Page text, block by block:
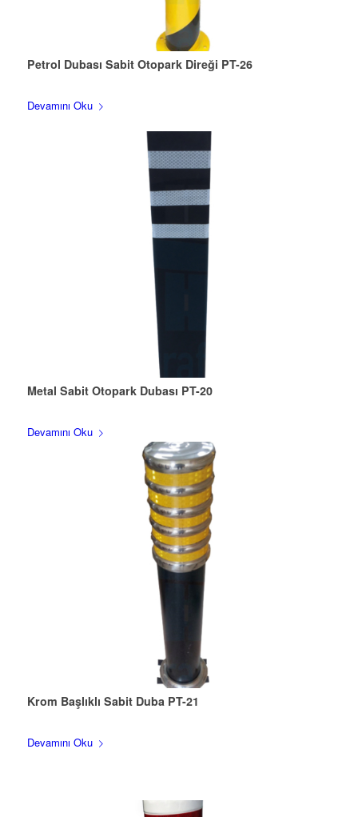
Petrol Dubası Sabit Otopark Direği PT-26
Devamını Oku
Metal Sabit Otopark Dubası PT-20
Devamını Oku
Krom Başlıklı Sabit Duba PT-21
Devamını Oku